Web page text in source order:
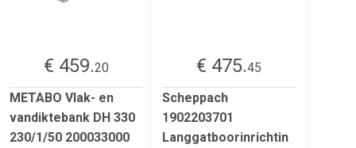
€ 459.20
METABO Vlak- en
vandiktebank DH 330
230/1/50 200033000
€ 475.45
Scheppach
1902203701
Langgatboorinrichtin